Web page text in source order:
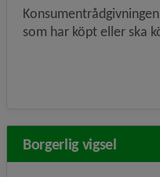
som har köpt eller ska
Borgerlig vigsel